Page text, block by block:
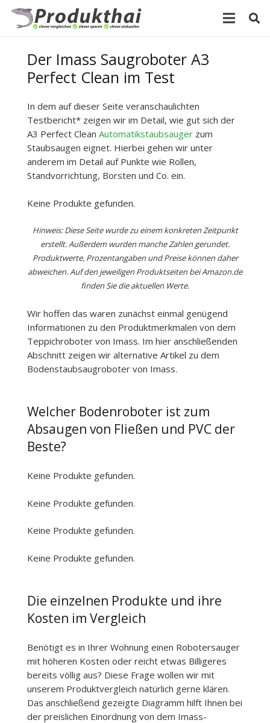
Der Imass Saugroboter A3
Perfect Clean im Test
In dem auf dieser Seite veranschaulichten
Testbericht* zeigen wir im Detail, wie gut sich der
A3 Perfect Clean Automatikstaubsauger zum
Staubsaugen eignet. Hierbei gehen wir unter
anderem im Detail auf Punkte wie Rollen,
Standvorrichtung, Borsten und Co. ein.
Keine Produkte gefunden.
Hinweis: Diese Seite wurde zu einem konkreten Zeitpunkt
erstellt. Außerdem wurden manche Zahlen gerundet.
Produktwerte, Prozentangaben und Preise können daher
abweichen. Auf den jeweiligen Produktseiten bei Amazon.de
finden Sie die aktuellen Werte.
Wir hoffen das waren zunächst einmal genügend
Informationen zu den Produktmerkmalen von dem
Teppichroboter von Imass. Im hier anschließenden
Abschnitt zeigen wir alternative Artikel zu dem
Bodenstaubsaugroboter von Imass.
Welcher Bodenroboter ist zum
Absaugen von Fließen und PVC der
Beste?
Keine Produkte gefunden.
Keine Produkte gefunden.
Keine Produkte gefunden.
Keine Produkte gefunden.
Die einzelnen Produkte und ihre
Kosten im Vergleich
Benötigt es in Ihrer Wohnung einen Robotersauger
mit höheren Kosten oder reicht etwas Billigeres
bereits völlig aus? Diese Frage wollen wir mit
unserem Produktvergleich natürlich gerne klären.
Das anschließend gezeigte Diagramm hilft Ihnen bei
der preislichen Einordnung von dem Imass-